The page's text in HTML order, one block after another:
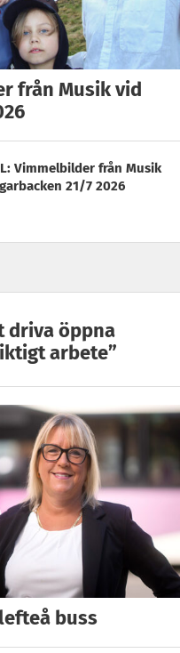
från Musik vid
Vimmelbilder från Musik
21/7 2026
driva öppna
arbete”
buss